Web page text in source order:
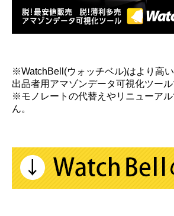
※WatchBell(ウォッチベル)はより高
出品者用アマゾンデータ可視化ツール
※モノレートの代替えやリニューア
ん。